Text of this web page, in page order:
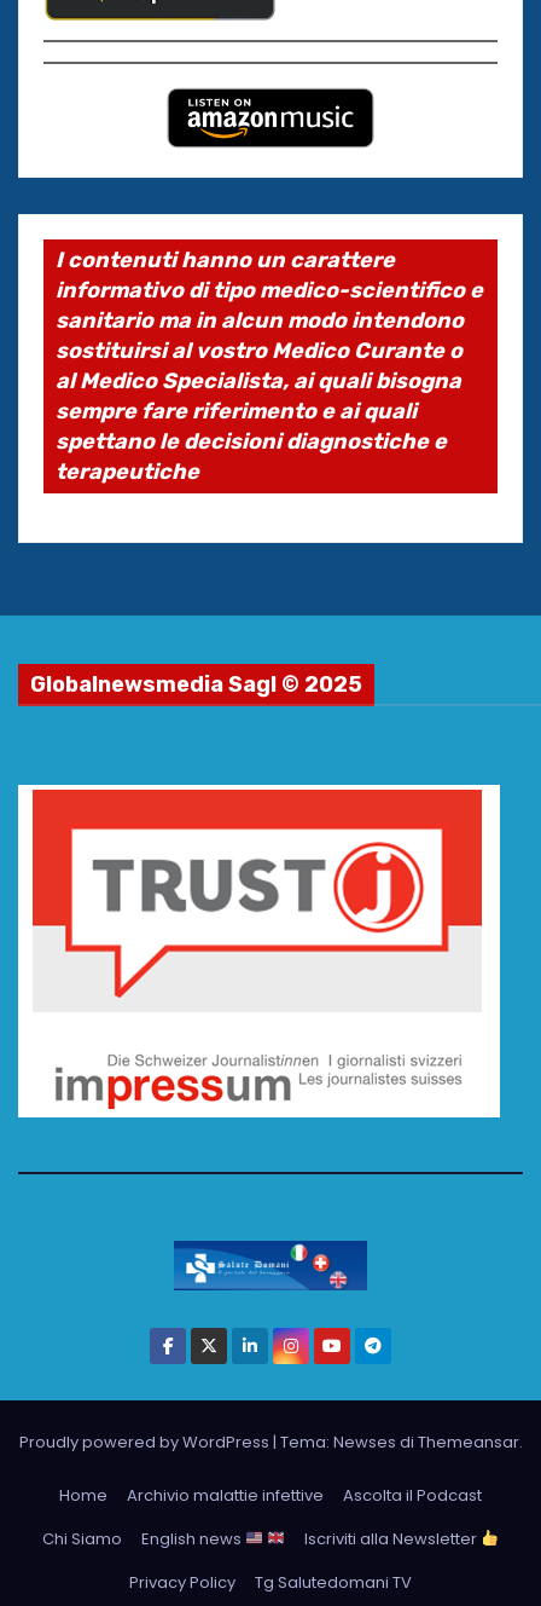
I contenuti hanno un carattere
informativo di tipo medico-scientifico e
sanitario ma in alcun modo intendono
sostituirsi al vostro Medico Curante o
al Medico Specialista, ai quali bisogna
sempre fare riferimento e ai quali
spettano le decisioni diagnostiche e
terapeutiche
Globalnewsmedia Sagl © 2025
Proudly powered by WordPress | Tema: Newses di Themeansar.
Home Archivio malattie infettive
Ascolta il Podcast
Chi Siamo
English news
Iscriviti alla Newsletter
Privacy Policy
Tg Salutedomani TV